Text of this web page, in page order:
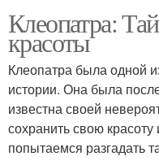
Клеопатра:
красоты
Клеопатра была одной
истории. Она была
известна своей
сохранить свою
попытаемся разгадать